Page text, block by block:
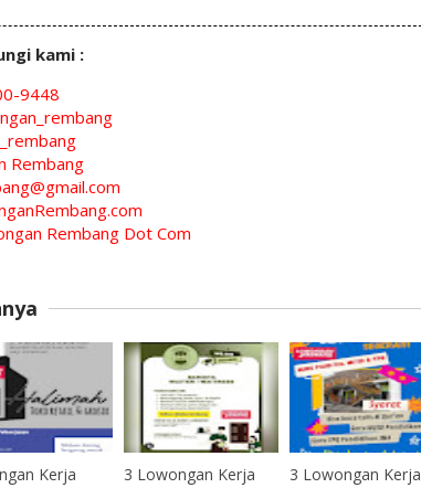
kami :
9448
Rembang
Rembang Dot Com
Kerja
3 Lowongan Kerja
3 Lowongan Kerja